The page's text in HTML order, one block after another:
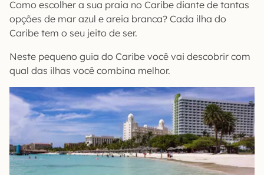
Como escolher a sua praia no Caribe diante de tantas
opções de mar azul e areia branca? Cada ilha do
Caribe tem o seu jeito de ser.
Neste pequeno guia do Caribe você vai descobrir com
qual das ilhas você combina melhor.